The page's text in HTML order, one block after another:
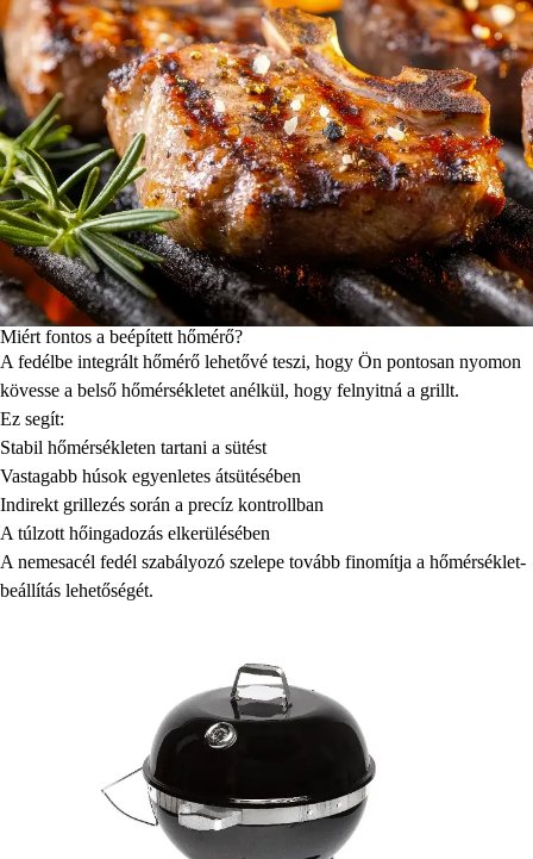
Miért fontos a beépített hőmérő?
A fedélbe integrált hőmérő lehetővé teszi, hogy Ön pontosan nyomon
kövesse a belső hőmérsékletet anélkül, hogy felnyitná a grillt.
Ez segít:
Stabil hőmérsékleten tartani a sütést
Vastagabb húsok egyenletes átsütésében
Indirekt grillezés során a precíz kontrollban
A túlzott hőingadozás elkerülésében
A nemesacél fedél szabályozó szelepe tovább finomítja a hőmérséklet-
beállítás lehetőségét.